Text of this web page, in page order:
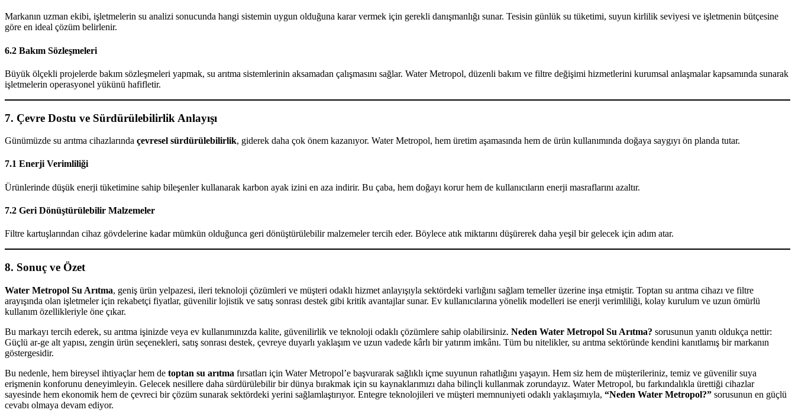
Markanın uzman ekibi, işletmelerin su analizi sonucunda hangi sistemin uygun olduğuna karar vermek için gerekli danışmanlığı sunar. Tesisin günlük su tüketimi, suyun kirlilik seviyesi ve işletmenin bütçesine
göre en ideal çözüm belirlenir.
6.2 Bakım Sözleşmeleri
Büyük ölçekli projelerde bakım sözleşmeleri yapmak, su arıtma sistemlerinin aksamadan çalışmasını sağlar. Water Metropol, düzenli bakım ve filtre değişimi hizmetlerini kurumsal anlaşmalar kapsamında sunarak
işletmelerin operasyonel yükünü hafifletir.
7. Çevre Dostu ve Sürdürülebilirlik Anlayışı
Günümüzde su arıtma cihazlarında çevresel sürdürülebilirlik, giderek daha çok önem kazanıyor. Water Metropol, hem üretim aşamasında hem de ürün kullanımında doğaya saygıyı ön planda tutar.
7.1 Enerji Verimliliği
Ürünlerinde düşük enerji tüketimine sahip bileşenler kullanarak karbon ayak izini en aza indirir. Bu çaba, hem doğayı korur hem de kullanıcıların enerji masraflarını azaltır.
7.2 Geri Dönüştürülebilir Malzemeler
Filtre kartuşlarından cihaz gövdelerine kadar mümkün olduğunca geri dönüştürülebilir malzemeler tercih eder. Böylece atık miktarını düşürerek daha yeşil bir gelecek için adım atar.
8. Sonuç ve Özet
Water Metropol Su Arıtma, geniş ürün yelpazesi, ileri teknoloji çözümleri ve müşteri odaklı hizmet anlayışıyla sektördeki varlığını sağlam temeller üzerine inşa etmiştir. Toptan su arıtma cihazı ve filtre
arayışında olan işletmeler için rekabetçi fiyatlar, güvenilir lojistik ve satış sonrası destek gibi kritik avantajlar sunar. Ev kullanıcılarına yönelik modelleri ise enerji verimliliği, kolay kurulum ve uzun ömürlü
kullanım özellikleriyle öne çıkar.
Bu markayı tercih ederek, su arıtma işinizde veya ev kullanımınızda kalite, güvenilirlik ve teknoloji odaklı çözümlere sahip olabilirsiniz. Neden Water Metropol Su Arıtma? sorusunun yanıtı oldukça nettir:
Güçlü ar-ge alt yapısı, zengin ürün seçenekleri, satış sonrası destek, çevreye duyarlı yaklaşım ve uzun vadede kârlı bir yatırım imkânı. Tüm bu nitelikler, su arıtma sektöründe kendini kanıtlamış bir markanın
göstergesidir.
Bu nedenle, hem bireysel ihtiyaçlar hem de toptan su arıtma fırsatları için Water Metropol’e başvurarak sağlıklı içme suyunun rahatlığını yaşayın. Hem siz hem de müşterileriniz, temiz ve güvenilir suya
erişmenin konforunu deneyimleyin. Gelecek nesillere daha sürdürülebilir bir dünya bırakmak için su kaynaklarımızı daha bilinçli kullanmak zorundayız. Water Metropol, bu farkındalıkla ürettiği cihazlar
sayesinde hem ekonomik hem de çevreci bir çözüm sunarak sektördeki yerini sağlamlaştırıyor. Entegre teknolojileri ve müşteri memnuniyeti odaklı yaklaşımıyla, “Neden Water Metropol?” sorusunun en güçlü
cevabı olmaya devam ediyor.